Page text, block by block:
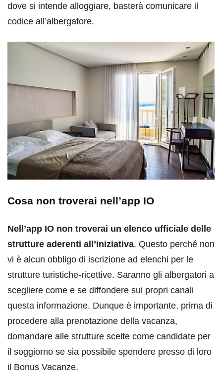
dove si intende alloggiare, basterà comunicare il
codice all’albergatore.
Cosa non troverai nell’app IO
Nell’app IO non troverai un elenco ufficiale delle
strutture aderenti all’iniziativa. Questo perché non
vi è alcun obbligo di iscrizione ad elenchi per le
strutture turistiche-ricettive. Saranno gli albergatori a
scegliere come e se diffondere sui propri canali
questa informazione. Dunque è importante, prima di
procedere alla prenotazione della vacanza,
domandare alle strutture scelte come candidate per
il soggiorno se sia possibile spendere presso di loro
il Bonus Vacanze.